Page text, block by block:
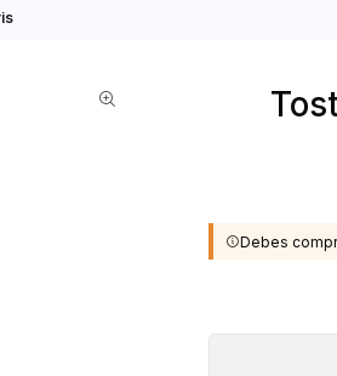
Debes